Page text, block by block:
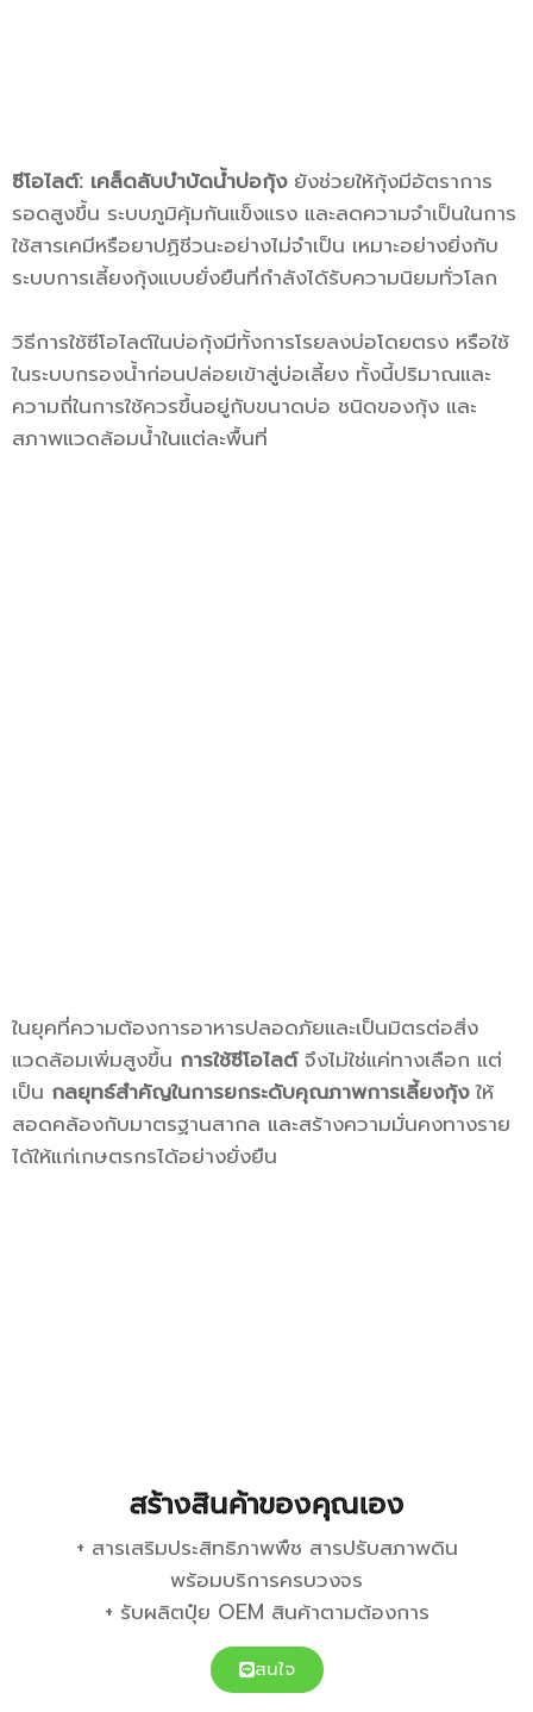
ซีโอไลต์: เคล็ดลับบำบัดน้ำบ่อกุ้งยังช่วยให้กุ้งมีอัตราการ
รอดสูงขึ้น ระบบภูมิคุ้มกันแข็งแรง และลดความจำเป็นในการ
ใช้สารเคมีหรือยาปฏิชีวนะอย่างไม่จำเป็น เหมาะอย่างยิ่งกับ
ระบบการเลี้ยงกุ้งแบบยั่งยืนที่กำลังได้รับความนิยมทั่วโลก
วิธีการใช้ซีโอไลต์ในบ่อกุ้งมีทั้งการโรยลงบ่อโดยตรง หรือใช้
ในระบบกรองน้ำก่อนปล่อยเข้าสู่บ่อเลี้ยง ทั้งนี้ปริมาณและ
ความถี่ในการใช้ควรขึ้นอยู่กับขนาดบ่อ ชนิดของกุ้ง และ
สภาพแวดล้อมน้ำในแต่ละพื้นที่
ในยุคที่ความต้องการอาหารปลอดภัยและเป็นมิตรต่อสิ่ง
แวดล้อมเพิ่มสูงขึ้น การใช้ซีโอไลต์จึงไม่ใช่แค่ทางเลือก แต่
เป็น กลยุทธ์สำคัญในการยกระดับคุณภาพการเลี้ยงกุ้งให้
สอดคล้องกับมาตรฐานสากล และสร้างความมั่นคงทางราย
ได้ให้แก่เกษตรกรได้อย่างยั่งยืน
สร้างสินค้าของคุณเอง
+ สารเสริมประสิทธิภาพพืช สารปรับสภาพดิน
พร้อมบริการครบวงจร
+ รับผลิตปุ๋ย OEM สินค้าตามต้องการ
สนใจ